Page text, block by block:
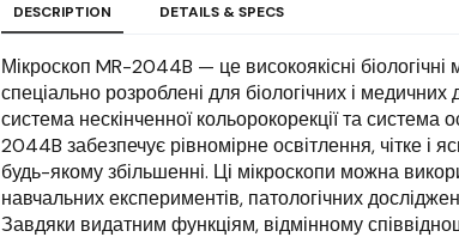
DESCRIPTION DETAILS & SPECS
Мікроскоп MR-2044B — це високоякісні біологічні
спеціально розроблені для біологічних і
система нескінченної кольорокорекції та система
2044B забезпечує рівномірне освітлення, чітке і
будь-якому збільшенні. Ці мікроскопи можна
навчальних експериментів, патологічних
Завдяки видатним функціям, відмінному